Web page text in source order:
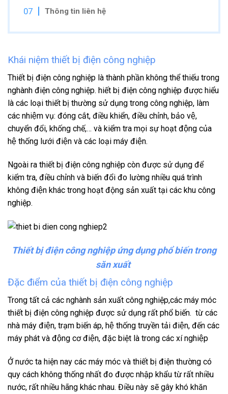
Thông tin liên hệ
Khái niệm thiết bị điện công nghiệp
Thiết bị điện công nghiệp là thành phần không thể thiếu trong
nghành điện công nghiệp. hiết bị điện công nghiệp được hiểu
là các loại thiết bị thường sử dụng trong công nghiệp, làm
các nhiệm vụ: đóng cắt, điều khiển, điều chỉnh, bảo vệ,
chuyển đổi, khống chế,… và kiểm tra mọi sự hoạt động của
hệ thống lưới điện và các loại máy điện.
Ngoài ra thiết bị điện công nghiệp còn được sử dụng để
kiểm tra, điều chỉnh và biến đổi đo lường nhiều quá trình
không điện khác trong hoạt động sản xuất tại các khu công
nghiệp.
Thiết bị điện công nghiệp ứng dụng phổ biến trong
săn xuất
Đặc điểm của thiết bị điện công nghiệp
Trong tất cả các nghành sản xuất công nghiệp,các máy móc
thiết bị điện công nghiệp được sử dụng rất phổ biến. từ các
nhà máy điện, trạm biến áp, hệ thống truyền tải điện, đến các
máy phát và động cơ điện, đặc biệt là trong các xí nghiệp
Ở nước ta hiện nay các máy móc và thiết bị điện thường có
quy cách không thống nhất đo được nhập khẩu từ rất nhiều
nước, rất nhiều hãng khác nhau. Điều này sẽ gây khó khăn